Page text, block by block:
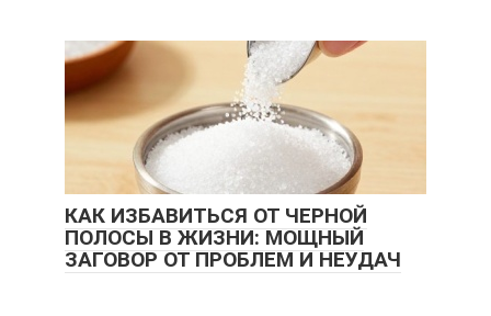
КАК ИЗБАВИТЬСЯ ОТ ЧЕРНОЙ
ПОЛОСЫ В ЖИЗНИ: МОЩНЫЙ
ЗАГОВОР ОТ ПРОБЛЕМ И НЕУДАЧ